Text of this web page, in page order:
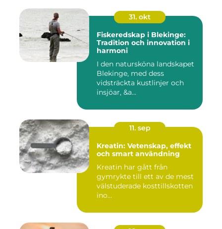
31. okt
Fiskeredskap i Blekinge:
Tradition och innovation i
harmoni
I den natursköna landskapet
Blekinge, med dess
vidsträckta kustlinjer och
insjöar, &a...
11. sep
Kreatin: Vetenskap, effekt
och smart användning
Kreatin har gått från
gymrykte till ett av de mest
välstuderade kosttillskotten
ino...